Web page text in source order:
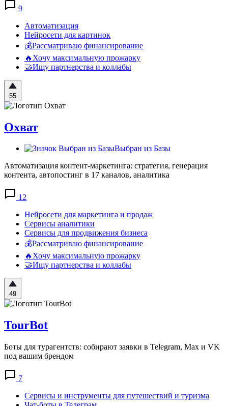
9
Автоматизация
Нейросети для картинок
💰Рассматриваю финансирование
🔥Хочу максимальную прожарку
🤝Ищу партнерства и коллабы
55
Охват
Выбран из Базы
Автоматизация контент-маркетинга: стратегия, генерация
контента, автопостинг в 17 каналов, аналитика
12
Нейросети для маркетинга и продаж
Сервисы аналитики
Сервисы для продвижения бизнеса
💰Рассматриваю финансирование
🔥Хочу максимальную прожарку
🤝Ищу партнерства и коллабы
49
TourBot
Боты для турагентств: собирают заявки в Telegram, Max и VK
под вашим брендом
7
Сервисы и инструменты для путешествий и туризма